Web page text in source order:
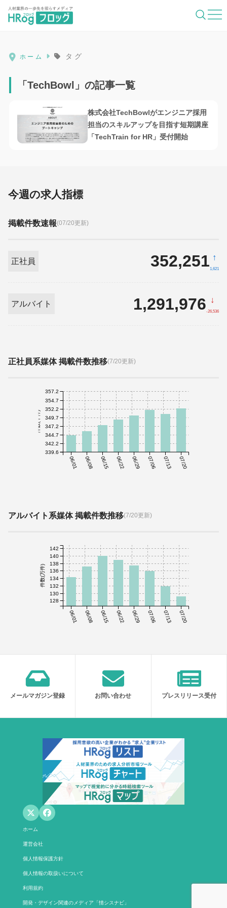
HRog | 人材業界の一歩先を照らすメディ
ホーム タグ
「TechBowl」の記事一覧
株式会社TechBowlがエンジニア採用
担当のスキルアップを目指す短期講座
「TechTrain for HR」受付開始
今週の求人指標
掲載件数速報(07/20更新)
正社員 352,251 ↑
1,621
アルバイト 1,291,976 ↓
-26,536
正社員系媒体 掲載件数推移(7/20更新)
06/01 06/08 06/15 06/22 06/29 07/06 07/13 07/20
件数(千件)
339.6
342.2
344.7
347.2
349.7
352.2
354.7
357.2
アルバイト系媒体 掲載件数推移(7/20更新)
06/01 06/08 06/15 06/22 06/29 07/06 07/13 07/20
件数(万件)
128
130
132
134
136
138
140
142
メールマガジン登録 お問い合わせ プレスリリース受付
ホーム
運営会社
個人情報保護方針
個人情報の取扱いについて
利用規約
開発・デザイン関連のメディア「情シスナビ」